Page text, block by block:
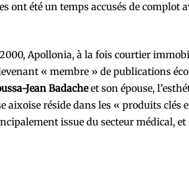
ont été un temps accusés de complot
Apollonia, à la fois courtier
« membre » de publications
Jean Badacheet son épouse,
aixoise réside dans les « produits clés
issue du secteur médical,